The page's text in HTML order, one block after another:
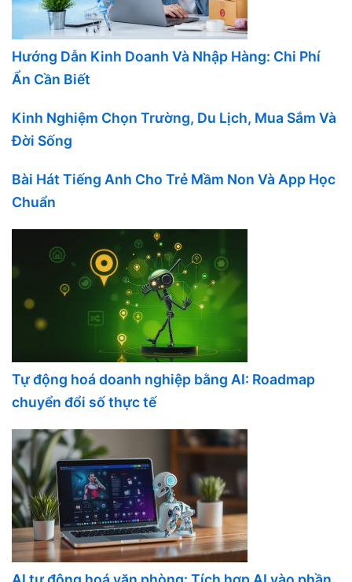
Hướng Dẫn Kinh Doanh Và Nhập Hàng: Chi Phí
Ẩn Cần Biết
Kinh Nghiệm Chọn Trường, Du Lịch, Mua Sắm Và
Đời Sống
Bài Hát Tiếng Anh Cho Trẻ Mầm Non Và App Học
Chuẩn
Tự động hoá doanh nghiệp bằng AI: Roadmap
chuyển đổi số thực tế